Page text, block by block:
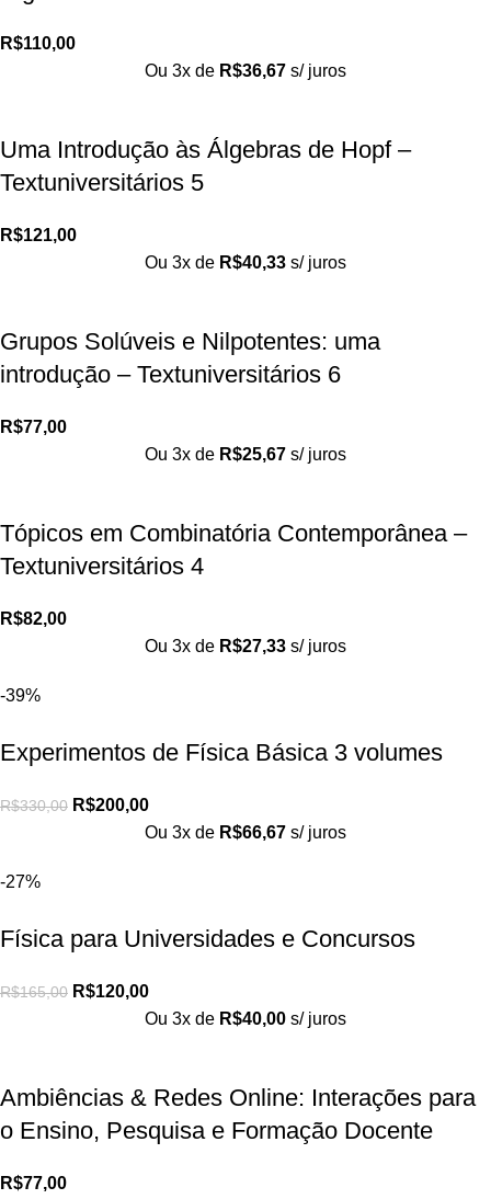
R$110,00
Ou 3x de R$36,67 s/ juros
Uma Introdução às Álgebras de Hopf –
Textuniversitários 5
R$121,00
Ou 3x de R$40,33 s/ juros
Grupos Solúveis e Nilpotentes: uma
introdução – Textuniversitários 6
R$77,00
Ou 3x de R$25,67 s/ juros
Tópicos em Combinatória Contemporânea –
Textuniversitários 4
R$82,00
Ou 3x de R$27,33 s/ juros
-39%
Experimentos de Física Básica 3 volumes
R$330,00 R$200,00
Ou 3x de R$66,67 s/ juros
-27%
Física para Universidades e Concursos
R$165,00 R$120,00
Ou 3x de R$40,00 s/ juros
Ambiências & Redes Online: Interações para
o Ensino, Pesquisa e Formação Docente
R$77,00